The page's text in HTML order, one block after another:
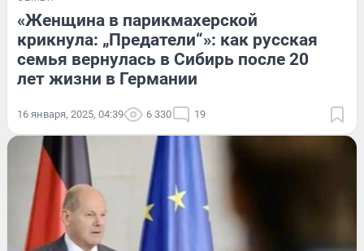
«Женщина в парикмахерской
крикнула: „Предатели“»: как русская
семья вернулась в Сибирь после 20
лет жизни в Германии
16 января, 2025, 04:39 6 330 19